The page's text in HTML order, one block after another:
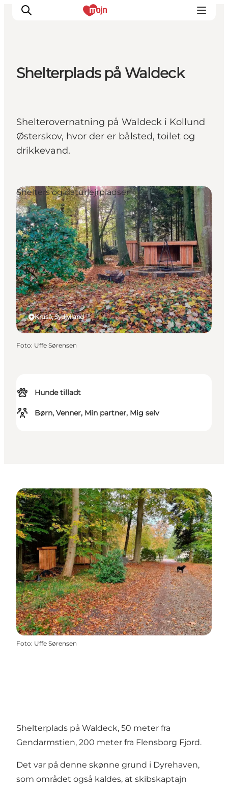
Det sker
Overnatning
Planlæg din ferie
Shelterplads på Waldeck
Shelterovernatning på Waldeck i Kollund
Østerskov, hvor der er bålsted, toilet og
drikkevand.
Hunde tilladt
Børn, Venner, Min partner, Mig selv
Kruså, Sydjylland
Shelters og naturlejrpladser
Foto: Uffe Sørensen
Foto: Uffe Sørensen
Shelterplads på Waldeck, 50 meter fra
Gendarmstien, 200 meter fra Flensborg Fjord.
Det var på denne skønne grund i Dyrehaven,
som området også kaldes, at skibskaptajn